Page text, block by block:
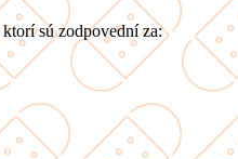
ktorí sú zodpovední za: